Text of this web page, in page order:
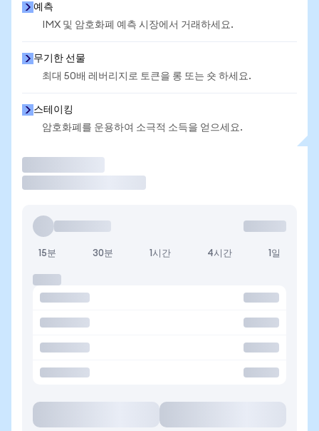
예측
IMX 및 암호화폐 예측 시장에서 거래하세요.
무기한 선물
최대 50배 레버리지로 토큰을 롱 또는 숏 하세요.
스테이킹
암호화폐를 운용하여 소극적 소득을 얻으세요.
15분 30분 1시간 4시간 1일